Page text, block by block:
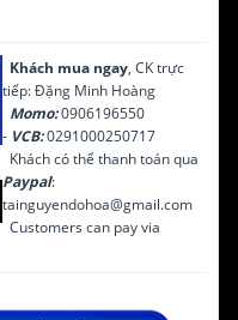
Khách mua ngay, CK trực
tiếp: Đặng Minh Hoàng
Momo:0906196550
- VCB:0291000250717
Khách có thể thanh toán qua
Paypal:
tainguyendohoa@gmail.com
Customers can pay via